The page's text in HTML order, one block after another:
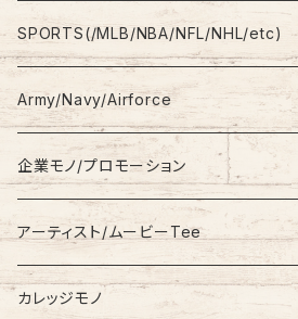
L/S
S/S
Sweatshirt
Hoodie
Fleece
Knit/Sweater
Jacket
Shorts
adidas
Champion
Carhartt
Columbia
NAUTICA
SPORTS(/MLB/NBA/NFL/NHL/etc)
Army/Navy/Airforce
企業モノ/プロモーション
アーティスト/ムービーTee
カレッジモノ